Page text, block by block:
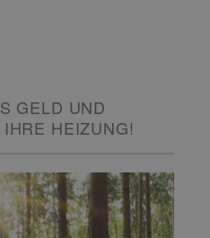
GELD UND
HEIZUNG!